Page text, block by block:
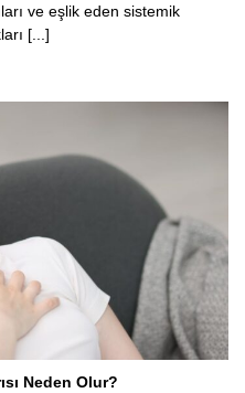
ve eşlik eden sistemik
[...]
Neden Olur?